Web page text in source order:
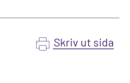
Skriv ut sida